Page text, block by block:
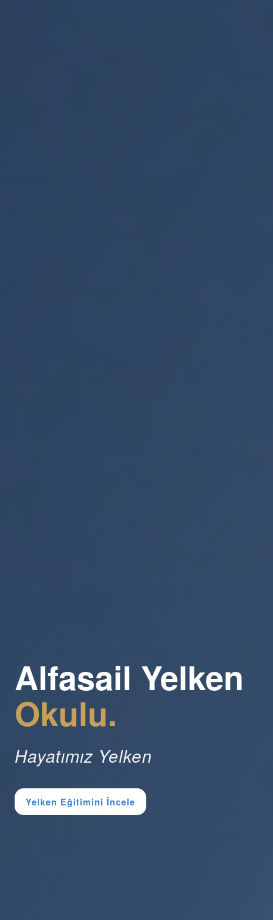
Alfasail Yelken
Okulu.
Hayatımız Yelken
Yelken Eğitimini İncele